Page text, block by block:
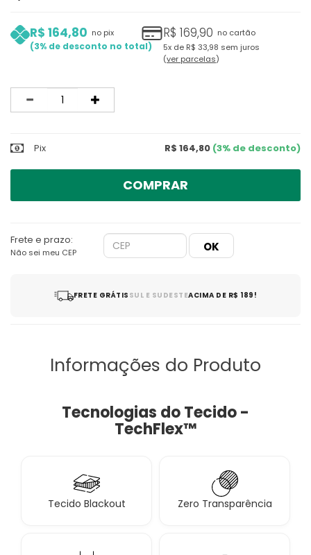
R$ 164,80
3%
no pix R$ 169,90 no cartão
5x de R$ 33,98 sem juros
ver parcelas
Quantidade
Pix R$ 164,80 (3% de desconto)
COMPRAR
Frete e prazo:
Não sei meu CEP
FRETE GRÁTIS SUL E SUDESTEACIMA DE R$ 189!
Informações do Produto
Tecnologias do Tecido -
TechFlex™
Tecido Blackout Zero Transparência